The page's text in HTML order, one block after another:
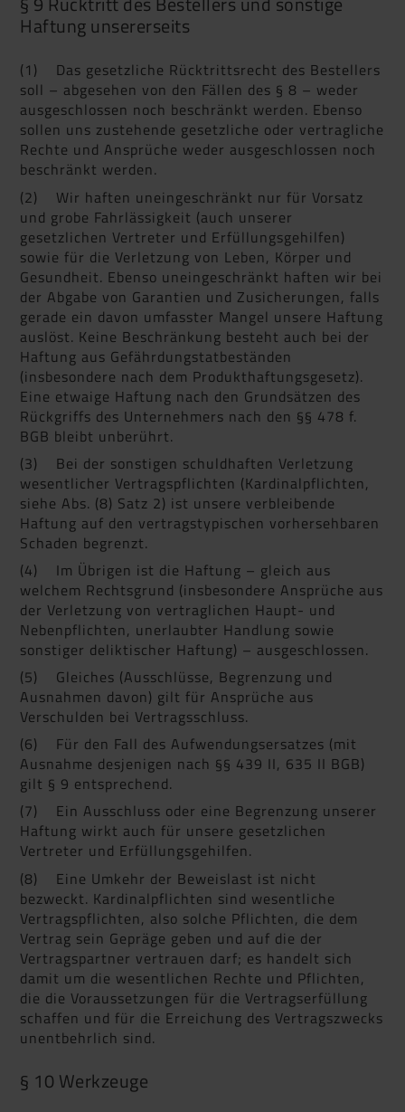
Haftung unsererseits
(1) Das gesetzliche Rücktrittsrecht des Bestellers
soll – abgesehen von den Fällen des § 8 – weder
ausgeschlossen noch beschränkt werden. Ebenso
sollen uns zustehende gesetzliche oder vertragliche
Rechte und Ansprüche weder ausgeschlossen noch
beschränkt werden.
(2) Wir haften uneingeschränkt nur für Vorsatz
und grobe Fahrlässigkeit (auch unserer
gesetzlichen Vertreter und Erfüllungsgehilfen)
sowie für die Verletzung von Leben, Körper und
Gesundheit. Ebenso uneingeschränkt haften wir bei
der Abgabe von Garantien und Zusicherungen, falls
gerade ein davon umfasster Mangel unsere Haftung
auslöst. Keine Beschränkung besteht auch bei der
Haftung aus Gefährdungstatbeständen
(insbesondere nach dem Produkthaftungsgesetz).
Eine etwaige Haftung nach den Grundsätzen des
Rückgriffs des Unternehmers nach den §§ 478 f.
BGB bleibt unberührt.
(3) Bei der sonstigen schuldhaften Verletzung
wesentlicher Vertragspflichten (Kardinalpflichten,
siehe Abs. (8) Satz 2) ist unsere verbleibende
Haftung auf den vertragstypischen vorhersehbaren
Schaden begrenzt.
(4) Im Übrigen ist die Haftung – gleich aus
welchem Rechtsgrund (insbesondere Ansprüche aus
der Verletzung von vertraglichen Haupt- und
Nebenpflichten, unerlaubter Handlung sowie
sonstiger deliktischer Haftung) – ausgeschlossen.
(5) Gleiches (Ausschlüsse, Begrenzung und
Ausnahmen davon) gilt für Ansprüche aus
Verschulden bei Vertragsschluss.
(6) Für den Fall des Aufwendungsersatzes (mit
Ausnahme desjenigen nach §§ 439 II, 635 II BGB)
gilt § 9 entsprechend.
(7) Ein Ausschluss oder eine Begrenzung unserer
Haftung wirkt auch für unsere gesetzlichen
Vertreter und Erfüllungsgehilfen.
(8) Eine Umkehr der Beweislast ist nicht
bezweckt. Kardinalpflichten sind wesentliche
Vertragspflichten, also solche Pflichten, die dem
Vertrag sein Gepräge geben und auf die der
Vertragspartner vertrauen darf; es handelt sich
damit um die wesentlichen Rechte und Pflichten,
die die Voraussetzungen für die Vertragserfüllung
schaffen und für die Erreichung des Vertragszwecks
unentbehrlich sind.
§ 10 Werkzeuge